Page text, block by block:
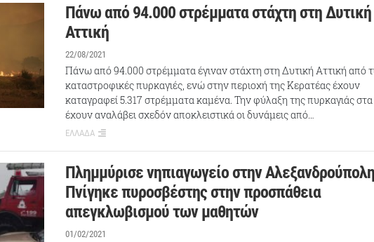
Πάνω από 94.000 στρέμματα στάχτη στη Δυτική
Αττική
22/08/2021
Πάνω από 94.000 στρέμματα έγιναν στάχτη στη Δυτική Αττική από
καταστροφικές πυρκαγιές, ενώ στην περιοχή της Κερατέας έχουν
καταγραφεί 5.317 στρέμματα καμένα. Την φύλαξη της πυρκαγιάς στα
έχουν αναλάβει σχεδόν αποκλειστικά οι δυνάμεις από…
ΕΛΛΑΔΑ
Πλημμύρισε νηπιαγωγείο στην
Πνίγηκε πυροσβέστης στην προσπάθεια
απεγκλωβισμού των μαθητών
01/02/2021